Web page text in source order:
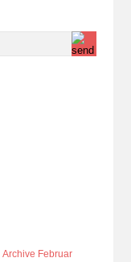
Archive Februar